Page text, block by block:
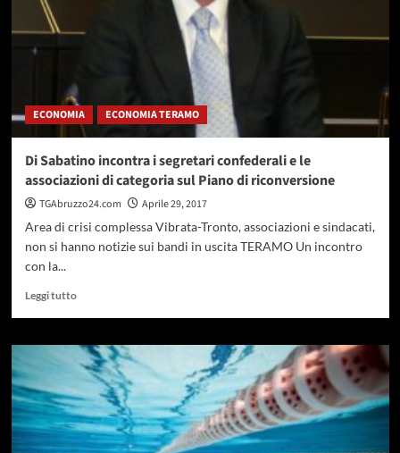
ECONOMIA ECONOMIA TERAMO
Di Sabatino incontra i segretari confederali e le
associazioni di categoria sul Piano di riconversione
TGAbruzzo24.com
Aprile 29, 2017
Area di crisi complessa Vibrata-Tronto, associazioni e sindacati,
non si hanno notizie sui bandi in uscita TERAMO Un incontro
con la...
Leggi tuttoLeggi
su
Sabatino
incontra
i
segretari
confederali